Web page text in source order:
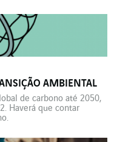
5.0 da Actemium.
transição […]
AMBIENTAL
de carbono até 2050,
Haverá que contar